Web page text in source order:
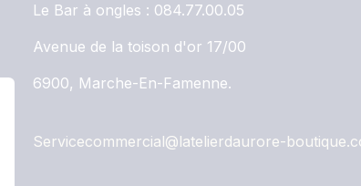
Le Bar à ongles : 084.77.00.05
Avenue de la toison d'or 17/00
6900, Marche-En-Famenne.
Servicecommercial@latelierdaurore-